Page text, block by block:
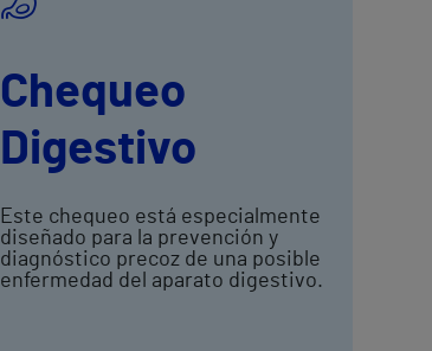
Chequeo
Digestivo
Este chequeo está especialmente
diseñado para la prevención y
diagnóstico precoz de una posible
enfermedad del aparato digestivo.